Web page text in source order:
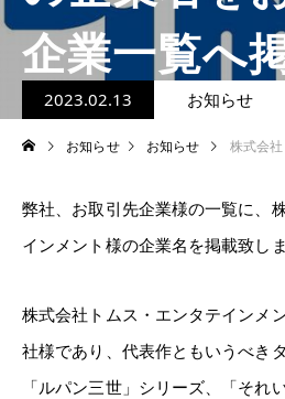
企業一覧へ
しました！
2023.02.13 お知らせ
お知らせ お知らせ 株式会社トムス・エ
弊社、お取引先企業様の一覧に、
インメント様の企業名を掲載致し
株式会社トムス・エンタテインメ
社様であり、代表作ともいうべき
「ルパン三世」シリーズ、「それ